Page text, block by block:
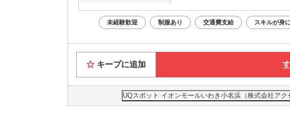
未経験歓迎 制服あり 交通費支給 スキルが身
キープに追加
UQスポット イオンモールいわき小名浜（株式会社ア